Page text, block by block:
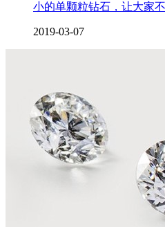
小的单颗粒钻石，让大家
2019-03-07